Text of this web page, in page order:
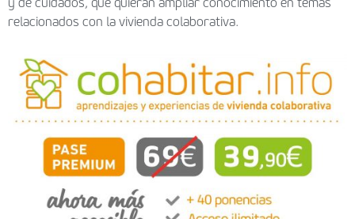
relacionados con la vivienda colaborativa.